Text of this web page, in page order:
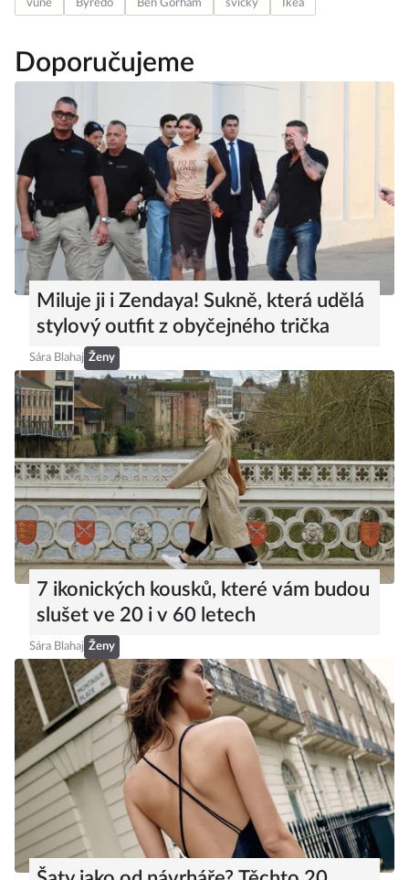
vůně Byredo Ben Gorham svíčky Ikea
Doporučujeme
Miluje ji i Zendaya! Sukně, která udělá
stylový outfit z obyčejného trička
Sára Blahaj Ženy
7 ikonických kousků, které vám budou
slušet ve 20 i v 60 letech
Sára Blahaj Ženy